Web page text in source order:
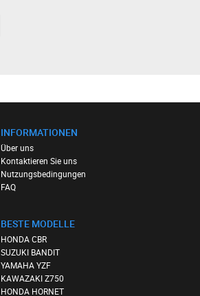
INFORMATIONEN
Über uns
Kontaktieren Sie uns
Nutzungsbedingungen
FAQ
BESTE MODELLE
HONDA CBR
SUZUKI BANDIT
YAMAHA YZF
KAWAZAKI Z750
HONDA HORNET